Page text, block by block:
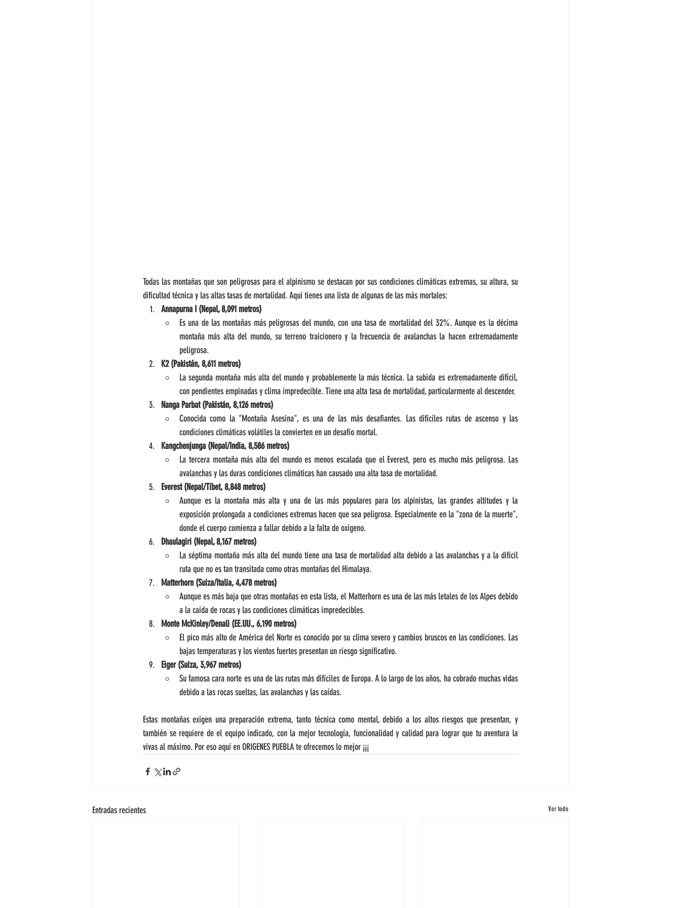
Todas las montañas que son peligrosas para el alpinismo se destacan por sus condiciones climáticas extremas, su altura, su
dificultad técnica y las altas tasas de mortalidad. Aquí tienes una lista de algunas de las más mortales:
Annapurna I (Nepal, 8,091 metros)
Es una de las montañas más peligrosas del mundo, con una tasa de mortalidad del 32%. Aunque es la décima
montaña más alta del mundo, su terreno traicionero y la frecuencia de avalanchas la hacen extremadamente
peligrosa.
K2 (Pakistán, 8,611 metros)
La segunda montaña más alta del mundo y probablemente la más técnica. La subida es extremadamente difícil,
con pendientes empinadas y clima impredecible. Tiene una alta tasa de mortalidad, particularmente al descender.
Nanga Parbat (Pakistán, 8,126 metros)
Conocida como la "Montaña Asesina", es una de las más desafiantes. Las difíciles rutas de ascenso y las
condiciones climáticas volátiles la convierten en un desafío mortal.
Kangchenjunga (Nepal/India, 8,586 metros)
La tercera montaña más alta del mundo es menos escalada que el Everest, pero es mucho más peligrosa. Las
avalanchas y las duras condiciones climáticas han causado una alta tasa de mortalidad.
Everest (Nepal/Tíbet, 8,848 metros)
Aunque es la montaña más alta y una de las más populares para los alpinistas, las grandes altitudes y la
exposición prolongada a condiciones extremas hacen que sea peligrosa. Especialmente en la "zona de la muerte",
donde el cuerpo comienza a fallar debido a la falta de oxígeno.
Dhaulagiri (Nepal, 8,167 metros)
La séptima montaña más alta del mundo tiene una tasa de mortalidad alta debido a las avalanchas y a la difícil
ruta que no es tan transitada como otras montañas del Himalaya.
Matterhorn (Suiza/Italia, 4,478 metros)
Aunque es más baja que otras montañas en esta lista, el Matterhorn es una de las más letales de los Alpes debido
a la caída de rocas y las condiciones climáticas impredecibles.
Monte McKinley/Denali (EE.UU., 6,190 metros)
El pico más alto de América del Norte es conocido por su clima severo y cambios bruscos en las condiciones. Las
bajas temperaturas y los vientos fuertes presentan un riesgo significativo.
Eiger (Suiza, 3,967 metros)
Su famosa cara norte es una de las rutas más difíciles de Europa. A lo largo de los años, ha cobrado muchas vidas
debido a las rocas sueltas, las avalanchas y las caídas.
Estas montañas exigen una preparación extrema, tanto técnica como mental, debido a los altos riesgos que presentan, y
también se requiere de el equipo indicado, con la mejor tecnología, funcionalidad y calidad para lograr que tu aventura la
vivas al máximo. Por eso aquí en ORIGENES PUEBLA te ofrecemos lo mejor ¡¡¡
Entradas recientes Ver todo